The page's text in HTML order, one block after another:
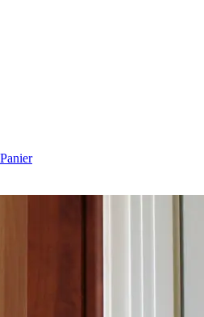
Panier